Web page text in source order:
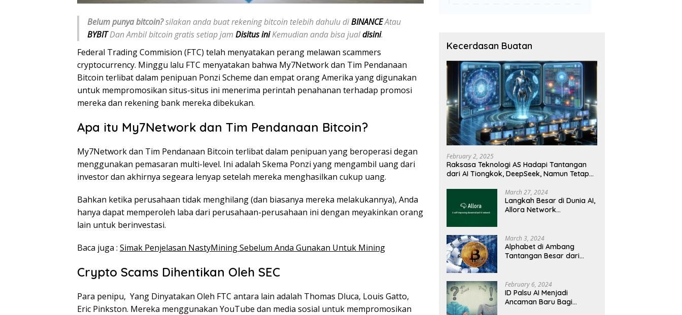
Belum punya bitcoin?silakan anda buat rekening bitcoin telebih dahulu diBINANCEAtau
BYBITDan Ambil bitcoin gratis setiap jam Disitus iniKemudian anda bisa jualdisini.
Federal Trading Commision (FTC) telah menyatakan perang melawan scammers
cryptocurrency. Minggu lalu FTC menyatakan bahwa My7Network dan Tim Pendanaan
Bitcoin terlibat dalam penipuan Ponzi Scheme dan empat orang Amerika yang digunakan
untuk mempromosikan situs-situs ini menerima perintah penahanan terhadap promosi
mereka dan rekening bank mereka dibekukan.
Apa itu My7Network dan Tim Pendanaan Bitcoin?
My7Network dan Tim Pendanaan Bitcoin terlibat dalam penipuan yang beroperasi degan
menggunakan pemasaran multi-level. Ini adalah Skema Ponzi yang mengambil uang dari
investor dan akhirnya segeara lenyap setelah mereka menghasilkan cukup uang.
Bahkan ketika perusahaan tidak menghilang (dan biasanya mereka melakukannya), Anda
hanya dapat memperoleh laba dari perusahaan-perusahaan ini dengan meyakinkan orang
lain untuk berinvestasi.
Baca juga : Simak Penjelasan NastyMining Sebelum Anda Gunakan Untuk Mining
Crypto Scams Dihentikan Oleh SEC
Para penipu, Yang Dinyatakan Oleh FTC antara lain adalah Thomas Dluca, Louis Gatto,
Eric Pinkston. Mereka menggunakan YouTube dan media sosial untuk mempromosikan
Kecerdasan Buatan
February 2, 2025
Raksasa Teknologi AS Hadapi Tantangan
dari AI Tiongkok, DeepSeek, Namun Tetap
March 27, 2024
Langkah Besar di Dunia AI,
Allora Network
March 3, 2024
Alphabet di Ambang
Tantangan Besar dari
February 6, 2024
ID Palsu AI Menjadi
Ancaman Baru Bagi